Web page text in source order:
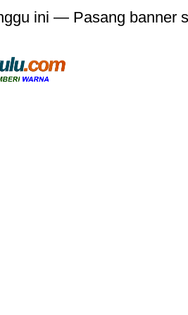
ini — Pasang banner